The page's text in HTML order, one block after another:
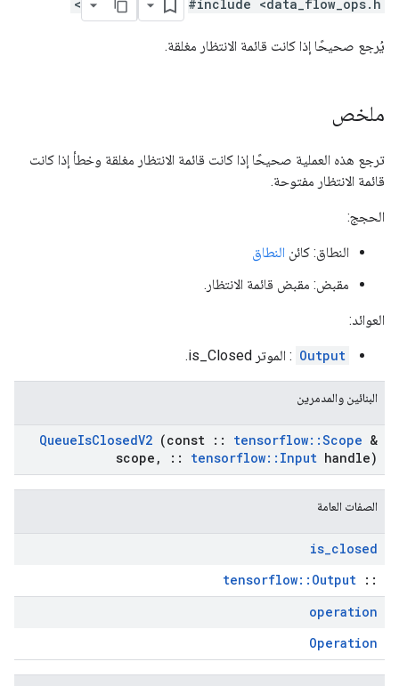
#include <data_flow_ops.h>
يُرجع صحيحًا إذا كانت قائمة الانتظار مغلقة.
ملخص
ترجع هذه العملية صحيحًا إذا كانت قائمة الانتظار مغلقة وخطأ إذا كانت
قائمة الانتظار مفتوحة.
الحجج:
النطاق: كائن النطاق
مقبض: مقبض قائمة الانتظار.
العوائد:
Output : الموتر is_Closed.
البنائين والمدمرين
QueueIsClosedV2 (const :: tensorflow::Scope &
scope , :: tensorflow:: Input handle)
الصفات العامة
is_closed
::
tensorflow::Output
operation
Operation